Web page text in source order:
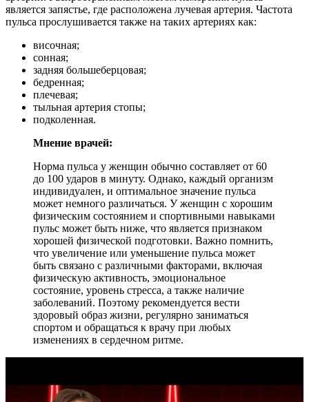
является запястье, где расположена лучевая артерия. Частота
пульса прослушивается также на таких артериях как:
височная;
сонная;
задняя большеберцовая;
бедренная;
плечевая;
тыльная артерия стопы;
подколенная.
Мнение врачей:
Норма пульса у женщин обычно составляет от 60
до 100 ударов в минуту. Однако, каждый организм
индивидуален, и оптимальное значение пульса
может немного различаться. У женщин с хорошим
физическим состоянием и спортивными навыками
пульс может быть ниже, что является признаком
хорошей физической подготовки. Важно помнить,
что увеличение или уменьшение пульса может
быть связано с различными факторами, включая
физическую активность, эмоциональное
состояние, уровень стресса, а также наличие
заболеваний. Поэтому рекомендуется вести
здоровый образ жизни, регулярно заниматься
спортом и обращаться к врачу при любых
изменениях в сердечном ритме.